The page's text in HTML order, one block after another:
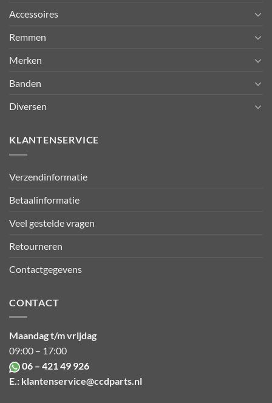
Accessoires
Remmen
Merken
Banden
Diversen
KLANTENSERVICE
Verzendinformatie
Betaalinformatie
Veel gestelde vragen
Retourneren
Contactgegevens
CONTACT
Maandag t/m vrijdag
09:00 – 17:00
06 – 421 49 926
E.: klantenservice@ccdparts.nl